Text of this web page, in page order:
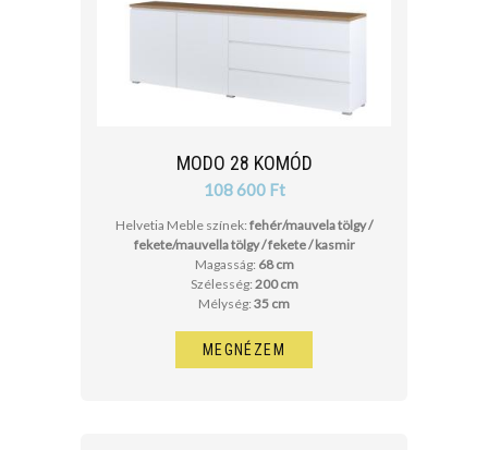
MODO 28 KOMÓD
108 600 Ft
Helvetia Meble színek: fehér/mauvela tölgy /
fekete/mauvella tölgy / fekete / kasmir
Magasság: 68 cm
Szélesség: 200 cm
Mélység: 35 cm
MEGNÉZEM